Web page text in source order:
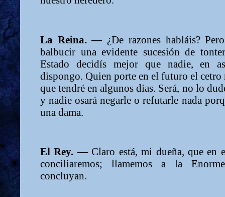
La Reina. — ¿De razones habláis?
balbucir una evidente sucesión de
Estado decidís mejor que nadie, en
dispongo. Quien porte en el futuro el cetro
que tendré en algunos días. Será, no lo
y nadie osará negarle o refutarle nada
una dama.
El Rey. —Claro está, mi dueña, que en
conciliaremos; llamemos a la
concluyan.